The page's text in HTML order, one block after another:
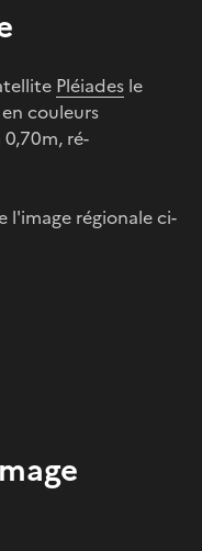
Pléiades le
couleurs
ré-
l'image régionale ci-